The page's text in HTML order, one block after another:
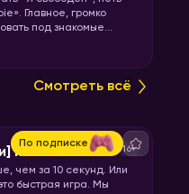
Главное, громко
под знакомые
хоум!
Смотреть всё
По подписке
июль 16+
чем за 10 секунд. Или
быстрая игра. Мы